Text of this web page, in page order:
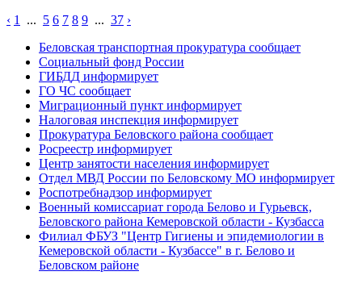
‹ 1 ... 5 6 7 8 9 ... 37 ›
Беловская транспортная прокуратура сообщает
Социальный фонд России
ГИБДД информирует
ГО ЧС сообщает
Миграционный пункт информирует
Налоговая инспекция информирует
Прокуратура Беловского района сообщает
Росреестр информирует
Центр занятости населения информирует
Отдел МВД России по Беловскому МО информирует
Роспотребнадзор информирует
Военный комиссариат города Белово и Гурьевск,
Беловского района Кемеровской области - Кузбасса
Филиал ФБУЗ "Центр Гигиены и эпидемиологии в
Кемеровской области - Кузбассе" в г. Белово и
Беловском районе